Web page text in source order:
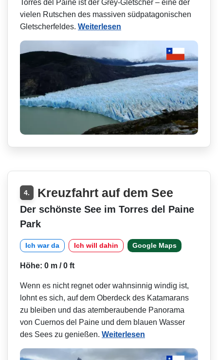
Torres del Paine ist der Grey-Gletscher – eine der
vielen Rutschen des massiven südpatagonischen
Gletscherfeldes. Weiterlesen
4. Kreuzfahrt auf dem See
Der schönste See im Torres del Paine
Park
Ich war da Ich will dahin Google Maps
Höhe: 0 m / 0 ft
Wenn es nicht regnet oder wahnsinnig windig ist,
lohnt es sich, auf dem Oberdeck des Katamarans
zu bleiben und das atemberaubende Panorama
von Cuernos del Paine und dem blauen Wasser
des Sees zu genießen. Weiterlesen